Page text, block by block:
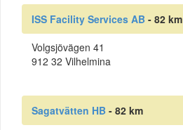
ISS Facility Services AB - 82 km
Volgsjövägen 41
912 32 Vilhelmina
Sagatvätten HB - 82 km